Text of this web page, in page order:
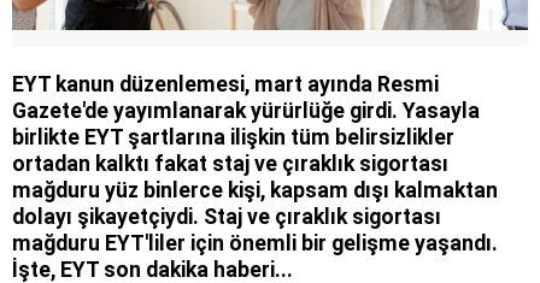
EYT kanun düzenlemesi, mart ayında Resmi
Gazete'de yayımlanarak yürürlüğe girdi. Yasayla
birlikte EYT şartlarına ilişkin tüm belirsizlikler
ortadan kalktı fakat staj ve çıraklık sigortası
mağduru yüz binlerce kişi, kapsam dışı kalmaktan
dolayı şikayetçiydi. Staj ve çıraklık sigortası
mağduru EYT'liler için önemli bir gelişme yaşandı.
İşte, EYT son dakika haberi...